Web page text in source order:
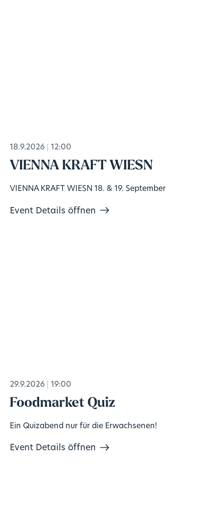
18.9.2026 12:00
VIENNA KRAFT WIESN
VIENNA KRAFT WIESN 18. & 19. September
Event Details öffnen
29.9.2026 19:00
Foodmarket Quiz
Ein Quizabend nur für die Erwachsenen!
Event Details öffnen